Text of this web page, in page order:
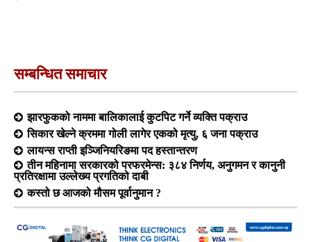
सम्बन्धित समाचार
झारफुकको नाममा बालिकालाई कुटपिट गर्ने व्यक्ति पक्राउ
सिकार खेल्ने क्रममा गोली लागेर एकको मृत्यु, ६ जना पक्राउ
लायन्स राप्ती इञ्जिनियरिङमा पद हस्तान्तरण
तीन महिनामा सरकारको परफरमेन्स: ३८४ निर्णय, अनुगमन र कानुनी
प्रतिरक्षामा उल्लेख्य प्रगतिको दाबी
कस्तो छ आजको मौसम पूर्वानुमान ?